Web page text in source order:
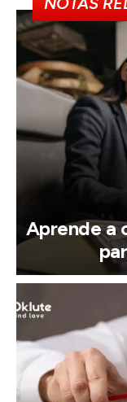
Aprende a